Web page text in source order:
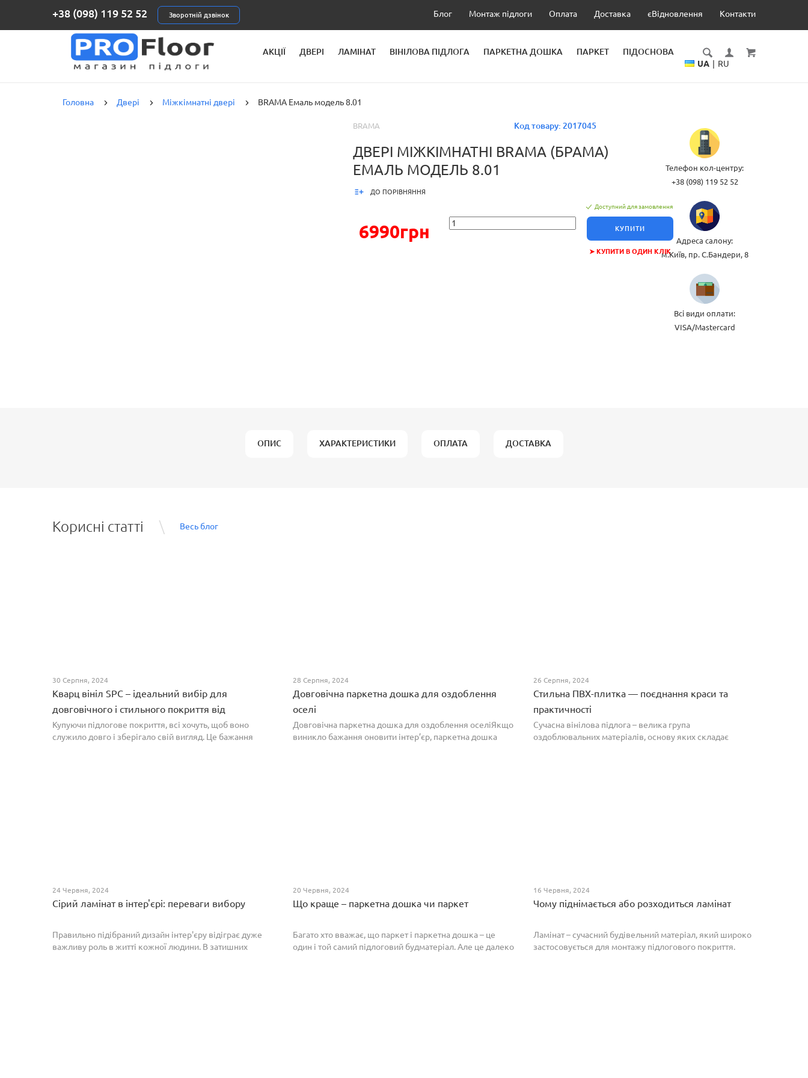
+38 (098) 119 52 52 Зворотній дзвінок Блог Монтаж підлоги Оплата Доставка єВідновлення Контакти
АКЦІЇ ДВЕРІ ЛАМІНАТ ВІНІЛОВА ПІДЛОГА ПАРКЕТНА ДОШКА ПАРКЕТ
ПІДОСНОВА
UA RU
Головна Двері Міжкімнатні двері BRAMA Емаль модель 8.01
Код товару: 2017045
BRAMA
ДВЕРІ МІЖКІМНАТНІ BRAMA (БРАМА)
ЕМАЛЬ МОДЕЛЬ 8.01
ДО ПОРІВНЯННЯ
6990грн
Доступний для замовлення
КУПИТИ
➤ КУПИТИ В ОДИН КЛІК
Телефон кол-центру:
+38 (098) 119 52 52
Адреса салону:
м.Київ, пр. С.Бандери, 8
Всі види оплати:
VISA/Mastercard
ОПИС ХАРАКТЕРИСТИКИ ОПЛАТА ДОСТАВКА
Корисні статті Весь блог
30 Серпня, 2024
Кварц вініл SPC – ідеальний вибір для
довговічного і стильного покриття від
PROFLOOR
Купуючи підлогове покриття, всі хочуть, щоб воно
служило довго і зберігало свій вигляд. Це бажання
28 Серпня, 2024
Довговічна паркетна дошка для оздоблення
оселі
Довговічна паркетна дошка для оздоблення оселіЯкщо
виникло бажання оновити інтер’єр, паркетна дошка
26 Серпня, 2024
Стильна ПВХ-плитка — поєднання краси та
практичності
Сучасна вінілова підлога – велика група
оздоблювальних матеріалів, основу яких складає
24 Червня, 2024
Сірий ламінат в інтер'єрі: переваги вибору
Правильно підібраний дизайн інтер'єру відіграє дуже
важливу роль в житті кожної людини. В затишних
20 Червня, 2024
Що краще – паркетна дошка чи паркет
Багато хто вважає, що паркет і паркетна дошка – це
один і той самий підлоговий будматеріал. Але це далеко
16 Червня, 2024
Чому піднімається або розходиться ламінат
Ламінат – сучасний будівельний матеріал, який широко
застосовується для монтажу підлогового покриття.